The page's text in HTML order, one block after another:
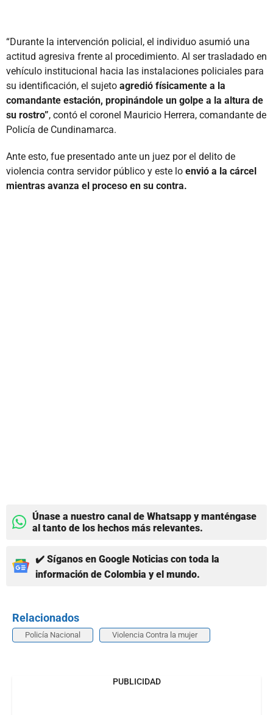
“Durante la intervención policial, el individuo asumió una
actitud agresiva frente al procedimiento. Al ser trasladado en
vehículo institucional hacia las instalaciones policiales para
su identificación, el sujeto agredió físicamente a la
comandante estación, propinándole un golpe a la altura de
su rostro”, contó el coronel Mauricio Herrera, comandante de
Policía de Cundinamarca.
Ante esto, fue presentado ante un juez por el delito de
violencia contra servidor público y este lo envió a la cárcel
mientras avanza el proceso en su contra.
Únase a nuestro canal de Whatsapp y manténgase
al tanto de los hechos más relevantes.
✔️ Síganos en Google Noticias con toda la
información de Colombia y el mundo.
Relacionados
Policía Nacional Violencia Contra la mujer
PUBLICIDAD